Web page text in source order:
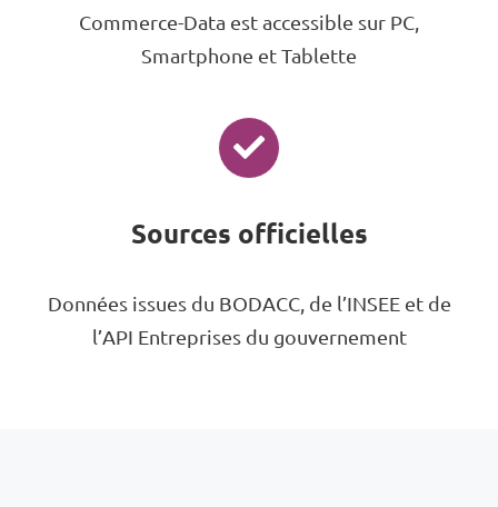
Commerce-Data est accessible sur PC,
Smartphone et Tablette
Sources officielles
Données issues du BODACC, de l’INSEE et de
l’API Entreprises du gouvernement